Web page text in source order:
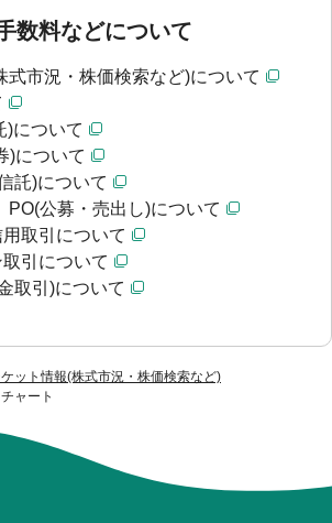
ット情報(株式市況・株価検索など)
チャート
数料などについて
式市況・株価検索など)について
)について
)について
託)について
PO(公募・売出し)について
取引について
引について
取引)について